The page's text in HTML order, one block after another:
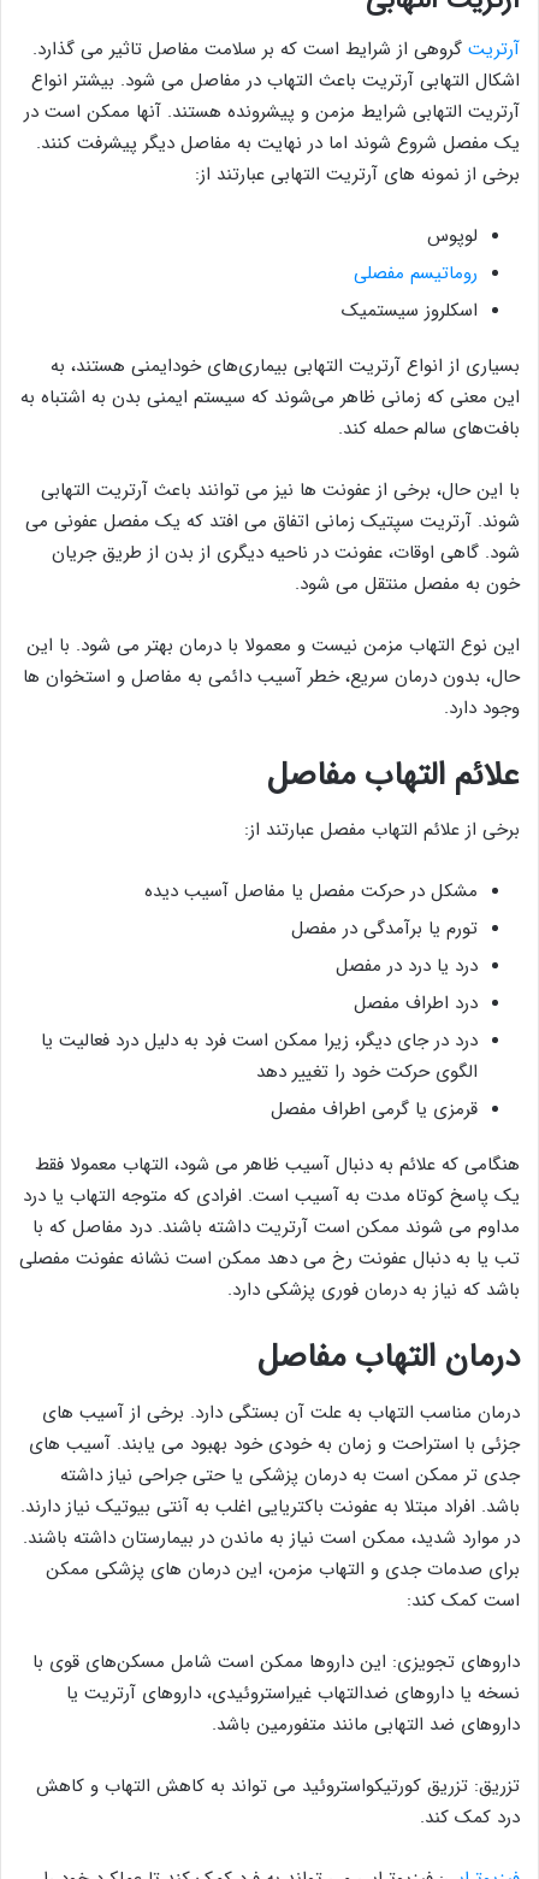
آرتریت گروهی از شرایط است که بر سلامت مفاصل تاثیر می گذارد.
اشکال التهابی آرتریت باعث التهاب در مفاصل می شود. بیشتر انواع
آرتریت التهابی شرایط مزمن و پیشرونده هستند. آنها ممکن است در
یک مفصل شروع شوند اما در نهایت به مفاصل دیگر پیشرفت کنند.
برخی از نمونه های آرتریت التهابی عبارتند از:
لوپوس
روماتیسم مفصلی
اسکلروز سیستمیک
بسیاری از انواع آرتریت التهابی بیماری‌های خودایمنی هستند، به
این معنی که زمانی ظاهر می‌شوند که سیستم ایمنی بدن به اشتباه به
بافت‌های سالم حمله کند.
با این حال، برخی از عفونت ها نیز می توانند باعث آرتریت التهابی
شوند. آرتریت سپتیک زمانی اتفاق می افتد که یک مفصل عفونی می
شود. گاهی اوقات، عفونت در ناحیه دیگری از بدن از طریق جریان
خون به مفصل منتقل می شود.
این نوع التهاب مزمن نیست و معمولا با درمان بهتر می شود. با این
حال، بدون درمان سریع، خطر آسیب دائمی به مفاصل و استخوان ها
وجود دارد.
علائم التهاب مفاصل
برخی از علائم التهاب مفصل عبارتند از:
مشکل در حرکت مفصل یا مفاصل آسیب دیده
تورم یا برآمدگی در مفصل
درد یا درد در مفصل
درد اطراف مفصل
درد در جای دیگر، زیرا ممکن است فرد به دلیل درد فعالیت یا
الگوی حرکت خود را تغییر دهد
قرمزی یا گرمی اطراف مفصل
هنگامی که علائم به دنبال آسیب ظاهر می شود، التهاب معمولا فقط
یک پاسخ کوتاه مدت به آسیب است. افرادی که متوجه التهاب یا درد
مداوم می شوند ممکن است آرتریت داشته باشند. درد مفاصل که با
تب یا به دنبال عفونت رخ می دهد ممکن است نشانه عفونت مفصلی
باشد که نیاز به درمان فوری پزشکی دارد.
درمان التهاب مفاصل
درمان مناسب التهاب به علت آن بستگی دارد. برخی از آسیب های
جزئی با استراحت و زمان به خودی خود بهبود می یابند. آسیب های
جدی تر ممکن است به درمان پزشکی یا حتی جراحی نیاز داشته
باشد. افراد مبتلا به عفونت باکتریایی اغلب به آنتی بیوتیک نیاز دارند.
در موارد شدید، ممکن است نیاز به ماندن در بیمارستان داشته باشند.
برای صدمات جدی و التهاب مزمن، این درمان های پزشکی ممکن
است کمک کند:
داروهای تجویزی: این داروها ممکن است شامل مسکن‌های قوی با
نسخه یا داروهای ضدالتهاب غیراستروئیدی، داروهای آرتریت یا
داروهای ضد التهابی مانند متفورمین باشد.
تزریق: تزریق کورتیکواستروئید می تواند به کاهش التهاب و کاهش
درد کمک کند.